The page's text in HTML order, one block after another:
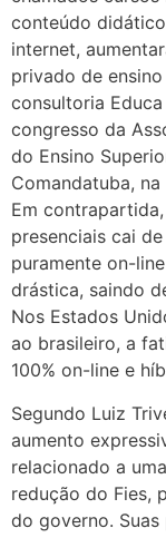
conteúdo
internet,
privado de
consultoria
congresso da
do Ensino
Comandatuba, na
Em
presenciais cai
puramente on-
drástica, saindo
Nos Estados
ao brasileiro, a
100% on-line e
Segundo Luiz
aumento
relacionado a
redução do Fies,
do governo.